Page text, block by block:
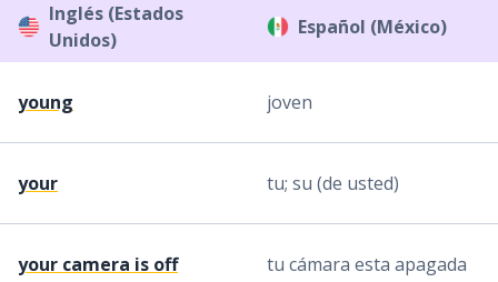
Inglés (Estados
Unidos)
Español (México)
young joven
your tu; su (de usted)
your camera is off tu cámara esta apagada